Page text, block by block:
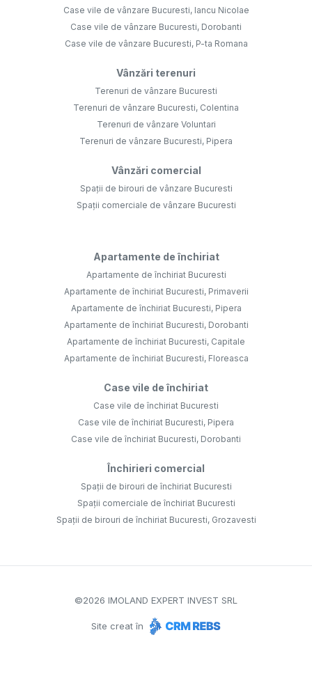
Case vile de vânzare Bucuresti, Iancu Nicolae
Case vile de vânzare Bucuresti, Dorobanti
Case vile de vânzare Bucuresti, P-ta Romana
Vânzări terenuri
Terenuri de vânzare Bucuresti
Terenuri de vânzare Bucuresti, Colentina
Terenuri de vânzare Voluntari
Terenuri de vânzare Bucuresti, Pipera
Vânzări comercial
Spații de birouri de vânzare Bucuresti
Spații comerciale de vânzare Bucuresti
Apartamente de închiriat
Apartamente de închiriat Bucuresti
Apartamente de închiriat Bucuresti, Primaverii
Apartamente de închiriat Bucuresti, Pipera
Apartamente de închiriat Bucuresti, Dorobanti
Apartamente de închiriat Bucuresti, Capitale
Apartamente de închiriat Bucuresti, Floreasca
Case vile de închiriat
Case vile de închiriat Bucuresti
Case vile de închiriat Bucuresti, Pipera
Case vile de închiriat Bucuresti, Dorobanti
Închirieri comercial
Spații de birouri de închiriat Bucuresti
Spații comerciale de închiriat Bucuresti
Spații de birouri de închiriat Bucuresti, Grozavesti
©2026 IMOLAND EXPERT INVEST SRL
Site creat în